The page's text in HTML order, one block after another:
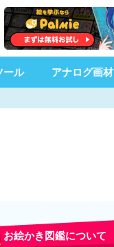
ール アナログ画材
お絵かき図鑑について